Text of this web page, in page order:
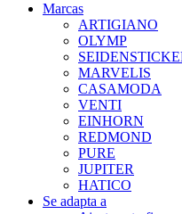
Marcas
ARTIGIANO
OLYMP
MARVELIS
CASAMODA
VENTI
EINHORN
REDMOND
PURE
JUPITER
HATICO
Se adapta a